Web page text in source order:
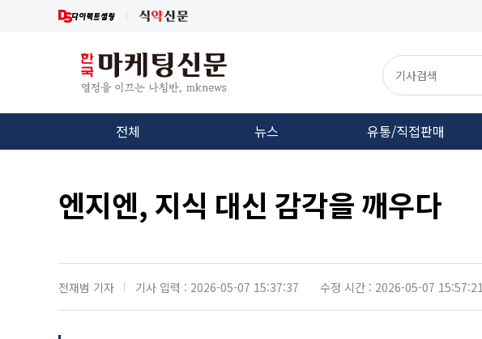
전체 뉴스 유통/직접판매
엔지엔, 지식 대신 감각을 깨우다
전재범 기자 기사 입력 : 2026-05-07 15:37:37 수정 시간 : 2026-05-07 15:57:21